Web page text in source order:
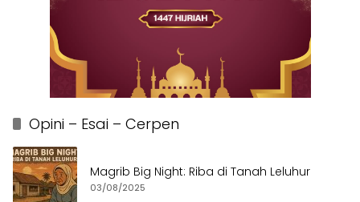
Opini – Esai – Cerpen
Magrib Big Night: Riba di Tanah Leluhur
03/08/2025